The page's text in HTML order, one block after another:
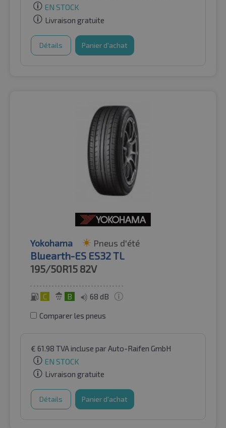
EN STOCK
Livraison gratuite
Détails Panier d'achat
Yokohama Pneus d'été
Bluearth-ES ES32 TL
195/50R15 82V
C B 68 dB
Comparer les pneus
€ 61.98 TVA incluse par Auto-Raifen GmbH
EN STOCK
Livraison gratuite
Détails Panier d'achat